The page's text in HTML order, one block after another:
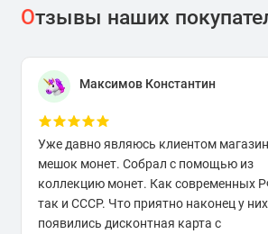
Отзывы наших
Максимов Константин
Уже давно являюсь клиентом
мешок монет. Собрал с помощью из
коллекцию монет. Как современных
так и СССР. Что приятно наконец у них
появились дисконтная карта с